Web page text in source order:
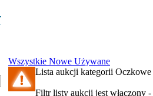
Wszystkie Nowe Używane
Lista aukcji kategorii Oczkowe
Filtr listy aukcji jest włączony -